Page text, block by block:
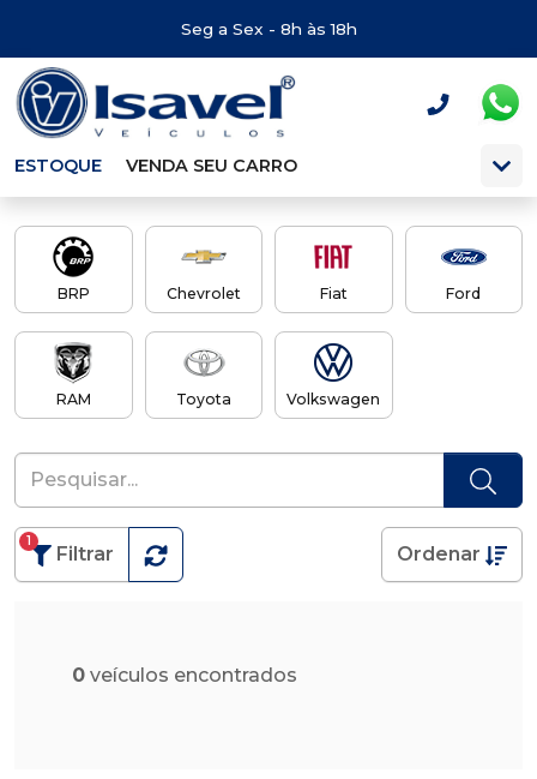
Seg a Sex - 8h às 18h
ESTOQUE VENDA SEU CARRO
BRP Chevrolet Fiat Ford
RAM Toyota Volkswagen
Filtrar
1
Ordenar
0 veículos encontrados